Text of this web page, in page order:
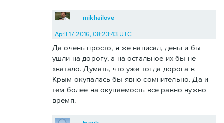
mikhailove
April 17 2016, 08:23:43 UTC
Да очень просто, я же написал, деньги бы
ушли на дорогу, а на остальное их бы не
хватало. Думать, что уже тогда дорога в
Крым окупалась бы явно сомнительно. Да и
тем более на окупаемость все равно нужно
время.